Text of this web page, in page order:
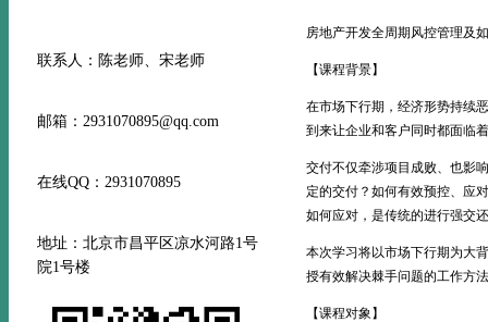
联系人：陈老师、宋老师
邮箱：2931070895@qq.com
在线QQ：2931070895
地址：北京市昌平区凉水河路1号
院1号楼
房地产开发全周期风控管理及
【课程背景】
在市场下行期，经济形势持续
到来让企业和客户同时都面临
交付不仅牵涉项目成败、也影
定的交付？如何有效预控、应
如何应对，是传统的进行强交
本次学习将以市场下行期为大
授有效解决棘手问题的工作方
【课程对象】